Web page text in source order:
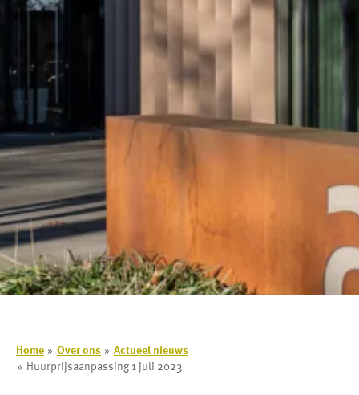
Home Over ons
Actueel nieuws
Huurprijsaanpassing 1 juli 2023